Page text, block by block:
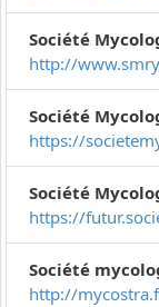
Société
http://
Société
https://
Société
https://
Société
http://